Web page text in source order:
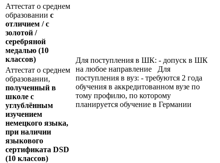
Аттестат о среднем
образовании с
отличием / с
золотой /
серебряной
медалью (10
классов)
Для поступления в ШК: - допуск в ШК
на любое направление Для
поступления в вуз: - требуются 2 года
обучения в аккредитованном вузе по
тому профилю, по которому
планируется обучение в Германии
Аттестат о среднем
образовании,
полученный в
школе с
углублённым
изучением
немецкого языка,
при наличии
языкового
сертификата DSD
(10 классов)